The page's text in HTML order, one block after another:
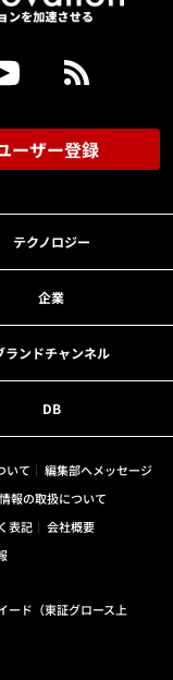
ーザー登録
テクノロジー
企業
ランドチャンネル
DB
いて
編集部へメッセージ
報の取扱について
表記
会社概要
ード（東証グロース上